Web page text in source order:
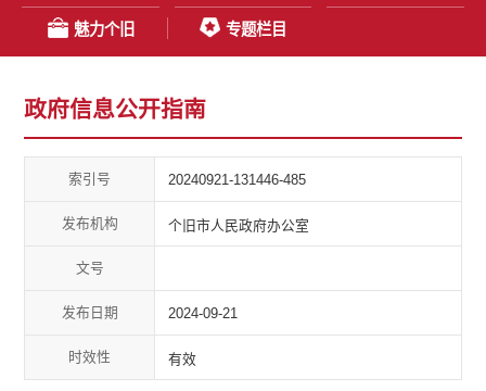
魅力个旧 专题栏目
政府信息公开指南
索引号 20240921-131446-485
发布机构 个旧市人民政府办公室
文号
发布日期 2024-09-21
时效性 有效